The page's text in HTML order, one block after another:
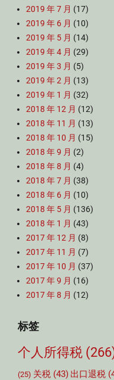
2019 年 7 月 (17)
2019 年 6 月 (10)
2019 年 5 月 (14)
2019 年 4 月 (29)
2019 年 3 月 (5)
2019 年 2 月 (13)
2019 年 1 月 (32)
2018 年 12 月 (12)
2018 年 11 月 (13)
2018 年 10 月 (15)
2018 年 9 月 (2)
2018 年 8 月 (4)
2018 年 7 月 (38)
2018 年 6 月 (10)
2018 年 5 月 (136)
2018 年 1 月 (43)
2017 年 12 月 (8)
2017 年 11 月 (7)
2017 年 10 月 (37)
2017 年 9 月 (16)
2017 年 8 月 (12)
标签
个人所得税
(25) 关税 (43) 出口退税